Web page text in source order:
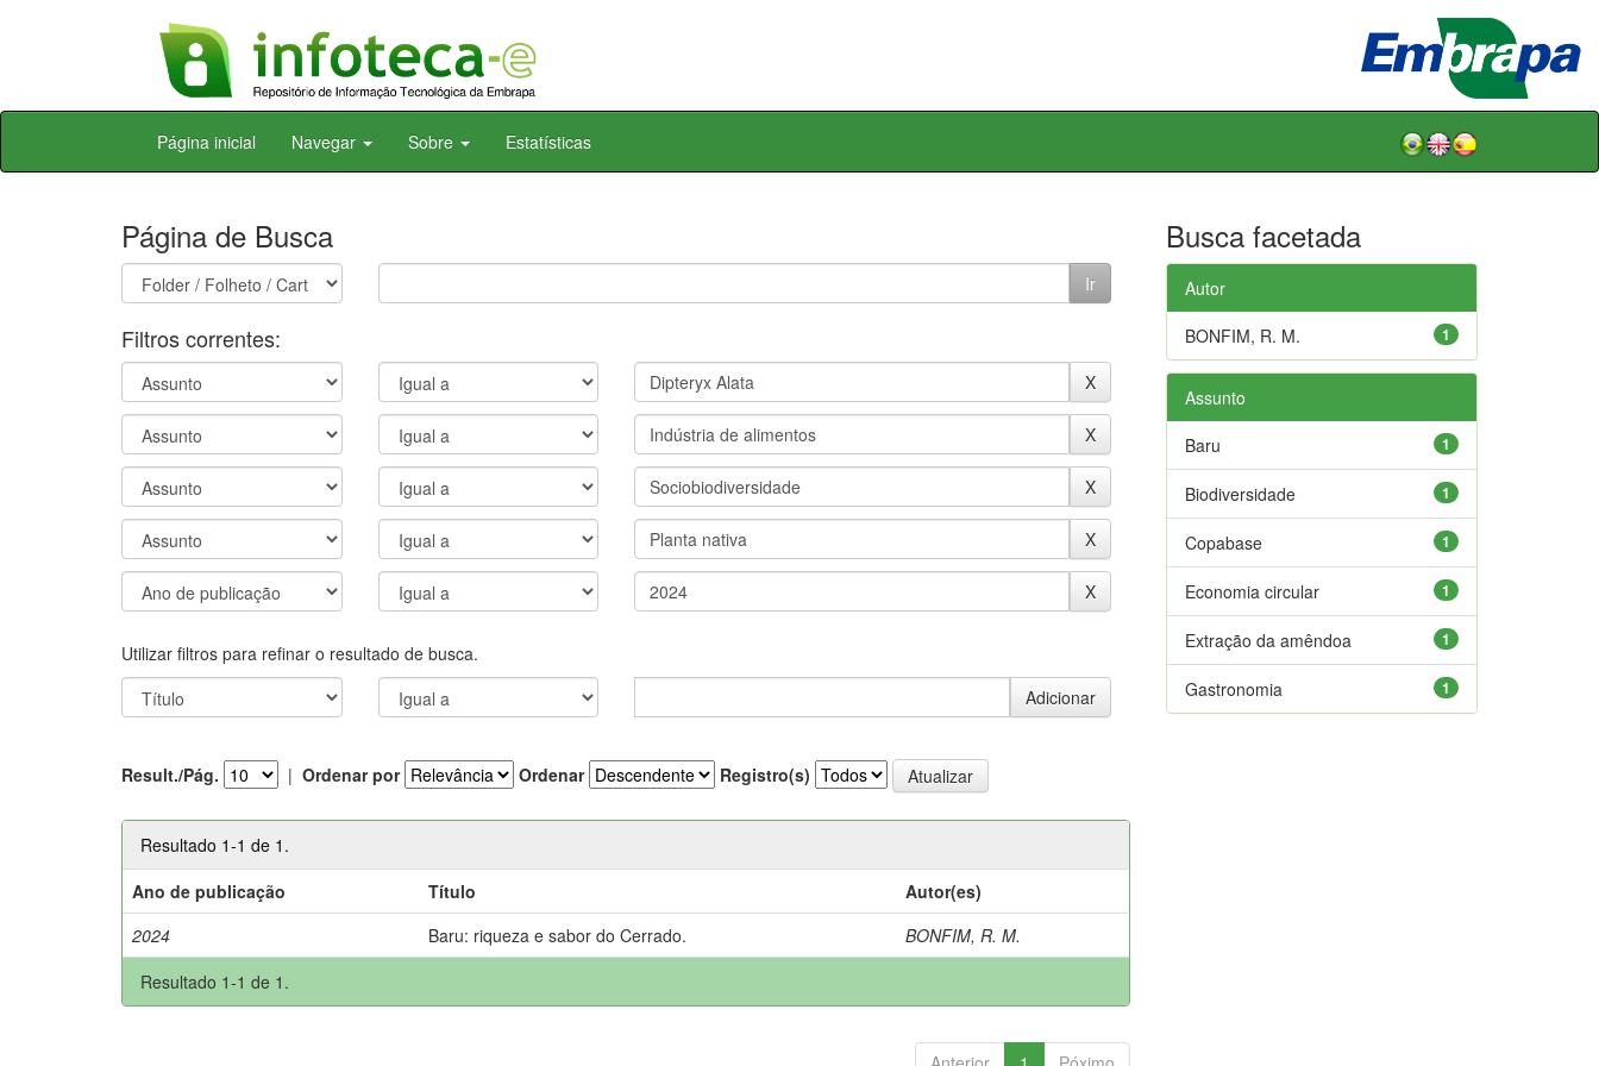
Skip
Página inicial Navegar Sobre Estatísticas
Página de Busca
Filtros correntes:
Utilizar filtros para refinar o resultado de busca.
Result./Pág. | Ordenar por Ordenar Registro(s)
Resultado 1-1 de 1.
Ano de publicação
Título
Autor(es)
2024
Baru: riqueza e sabor do Cerrado.
BONFIM, R. M.
Resultado 1-1 de 1.
Busca facetada
Autor
1
BONFIM, R. M.
Assunto
1
Baru
1
Biodiversidade
1
Copabase
1
Economia circular
1
Extração da amêndoa
1
Gastronomia